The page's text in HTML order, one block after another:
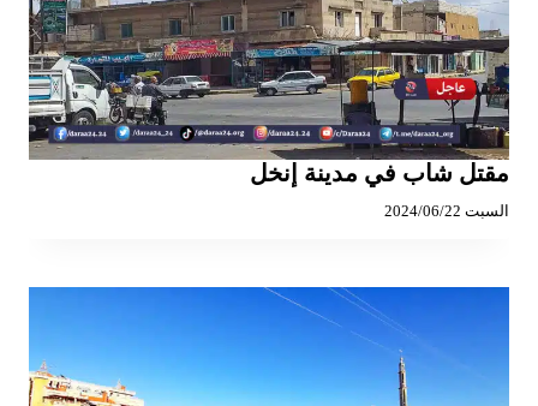
مقتل شاب في مدينة إنخل
السبت 2024/06/22